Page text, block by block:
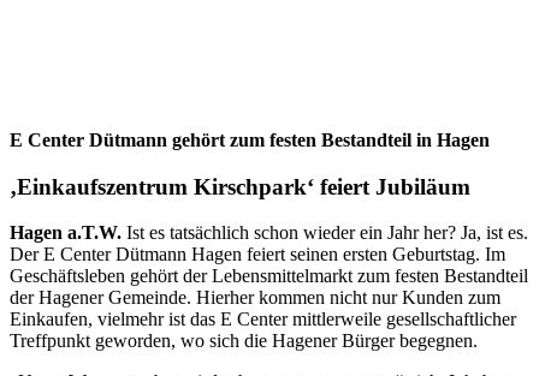
E Center Dütmann gehört zum festen Bestandteil in Hagen
‚Einkaufszentrum Kirschpark‘ feiert Jubiläum
Hagen a.T.W. Ist es tatsächlich schon wieder ein Jahr her? Ja, ist es.
Der E Center Dütmann Hagen feiert seinen ersten Geburtstag. Im
Geschäftsleben gehört der Lebensmittelmarkt zum festen Bestandteil
der Hagener Gemeinde. Hierher kommen nicht nur Kunden zum
Einkaufen, vielmehr ist das E Center mittlerweile gesellschaftlicher
Treffpunkt geworden, wo sich die Hagener Bürger begegnen.